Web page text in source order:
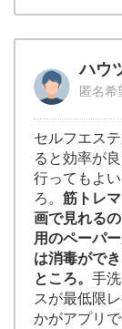
ハウ
匿名希
セルフエス
ると効率が
行ってもよ
ろ。 筋トレ
画で見れる
用のペーパ
は消毒がで
ところ。 手
スが最低限
かがアプリ